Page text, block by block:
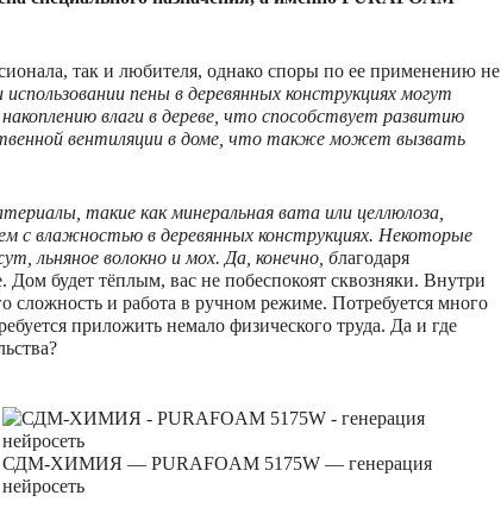
так и любителя, однако споры по ее применению не
использовании пены в деревянных конструкциях могут
влаги в дереве, что способствует развитию
вентиляции в доме, что также может вызвать
такие как минеральная вата или целлюлоза,
с влажностью в деревянных конструкциях. Некоторые
льняное волокно и мох. Да, конечно, благодаря
будет тёплым, вас не побеспокоят сквозняки. Внутри
сложность и работа в ручном режиме. Потребуется много
приложить немало физического труда. Да и где
СДМ-ХИМИЯ — PURAFOAM 5175W — генерация
нейросеть